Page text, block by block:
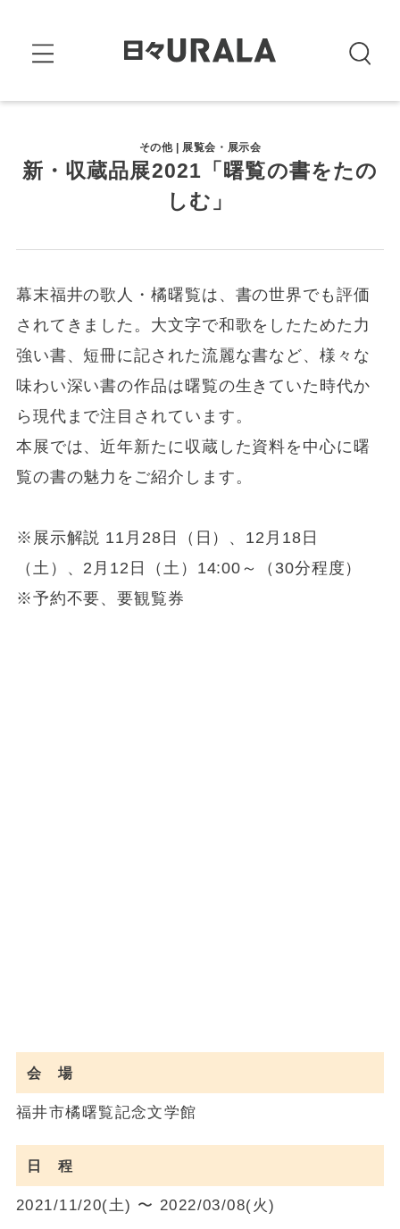
その他 | 展覧会・展示会
新・収蔵品展2021「曙覧の書をたの
しむ」
幕末福井の歌人・橘曙覧は、書の世界でも評価
されてきました。大文字で和歌をしたためた力
強い書、短冊に記された流麗な書など、様々な
味わい深い書の作品は曙覧の生きていた時代か
ら現代まで注目されています。
本展では、近年新たに収蔵した資料を中心に曙
覧の書の魅力をご紹介します。
※展示解説 11月28日（日）、12月18日
（土）、2月12日（土）14:00～（30分程度）
※予約不要、要観覧券
会 場
福井市橘曙覧記念文学館
日 程
2021/11/20(土) 〜 2022/03/08(火)